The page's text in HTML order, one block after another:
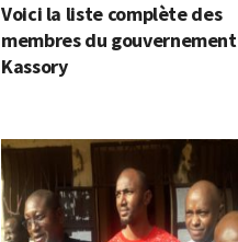
Voici la liste complète des
membres du gouvernement
Kassory